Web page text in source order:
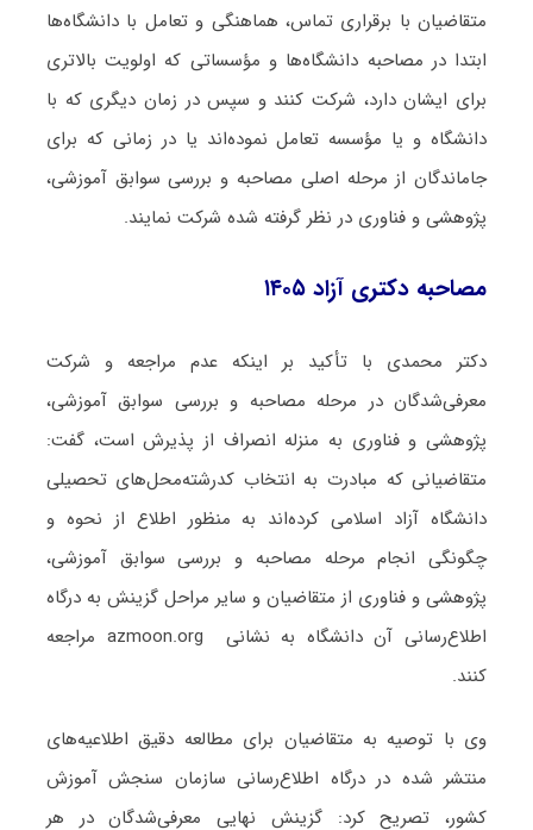
متقاضیان با برقراری تماس، هماهنگی و تعامل با دانشگاه‌‌ها
ابتدا در مصاحبه دانشگاه‌ها و مؤسساتی که اولویت بالاتری
برای ایشان دارد، شرکت کنند و سپس در زمان دیگری که با
دانشگاه و یا مؤسسه تعامل نموده‌اند یا در زمانی که برای
جاماندگان از مرحله اصلی مصاحبه و بررسی سوابق آموزشی،
پژوهشی و فناوری در نظر گرفته شده شرکت نمایند.
مصاحبه دکتری آزاد ۱۴۰۵
دکتر محمدی با تأکید بر اینکه عدم مراجعه و شرکت
معرفی‌شدگان در مرحله مصاحبه و بررسی سوابق آموزشی،
پژوهشی و فناوری به منزله انصراف از پذیرش است، گفت:
متقاضیانی که مبادرت به انتخاب کدرشته‌محل‌های تحصیلی
دانشگاه آزاد اسلامی کرده‌اند به منظور اطلاع از نحوه و
چگونگی انجام مرحله مصاحبه و بررسی سوابق آموزشی،
پژوهشی و فناوری از متقاضیان و سایر مراحل گزینش به درگاه
اطلاع‌رسانی آن دانشگاه به نشانی azmoon.org مراجعه
کنند.
وی با توصیه به متقاضیان برای مطالعه دقیق اطلاعیه‌های
منتشر شده در درگاه اطلاع‌رسانی سازمان سنجش آموزش
کشور، تصریح کرد: گزینش نهایی معرفی‌شدگان در هر